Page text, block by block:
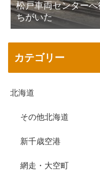
松戸車両センター
ちがいた
カテゴリー
北海道
その他北海道
新千歳空港
網走・大空町